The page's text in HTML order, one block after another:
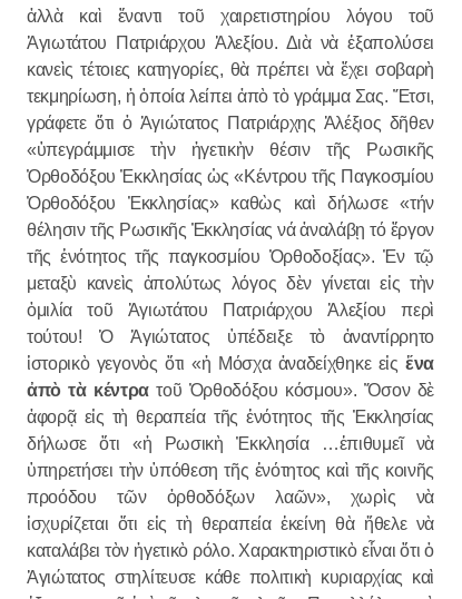
ἀλλὰ καὶ ἔναντι τοῦ χαιρετιστηρίου λόγου τοῦ
Ἁγιωτάτου Πατριάρχου Ἀλεξίου. Διὰ νὰ ἐξαπολύσει
κανεὶς τέτοιες κατηγορίες, θὰ πρέπει νὰ ἔχει σοβαρὴ
τεκμηρίωση, ἡ ὁποία λείπει ἀπὸ τὸ γράμμα Σας. Ἔτσι,
γράφετε ὅτι ὁ Ἁγιώτατος Πατριάρχης Ἀλέξιος δῆθεν
«ὑπεγράμμισε τὴν ἡγετικὴν θέσιν τῆς Ρωσικῆς
Ὀρθοδόξου Ἐκκλησίας ὡς «Κέντρου τῆς Παγκοσμίου
Ὀρθοδόξου Ἐκκλησίας» καθὼς καὶ δήλωσε «τήν
θέλησιν τῆς Ρωσικῆς Ἐκκλησίας νά ἀναλάβῃ τό ἔργον
τῆς ἑνότητος τῆς παγκοσμίου Ὀρθοδοξίας». Ἐν τῷ
μεταξὺ κανεὶς ἀπολύτως λόγος δὲν γίνεται εἰς τὴν
ὁμιλία τοῦ Ἁγιωτάτου Πατριάρχου Ἀλεξίου περὶ
τούτου! Ὁ Ἁγιώτατος ὑπέδειξε τὸ ἀναντίρρητο
ἱστορικὸ γεγονὸς ὅτι «ἡ Μόσχα ἀναδείχθηκε εἰς ἕνα
ἀπὸ τὰ κέντρατοῦ Ὀρθοδόξου κόσμου». Ὅσον δὲ
ἀφορᾷ εἰς τὴ θεραπεία τῆς ἑνότητος τῆς Ἐκκλησίας
δήλωσε ὅτι «ἡ Ρωσικὴ Ἐκκλησία …ἐπιθυμεῖ νὰ
ὑπηρετήσει τὴν ὑπόθεση τῆς ἑνότητος καὶ τῆς κοινῆς
προόδου τῶν ὀρθοδόξων λαῶν», χωρὶς νὰ
ἱσχυρίζεται ὅτι εἰς τὴ θεραπεία ἐκείνη θὰ ἤθελε νὰ
καταλάβει τὸν ἡγετικὸ ρόλο. Χαρακτηριστικὸ εἶναι ὅτι ὁ
Ἁγιώτατος στηλίτευσε κάθε πολιτικὴ κυριαρχίας καὶ